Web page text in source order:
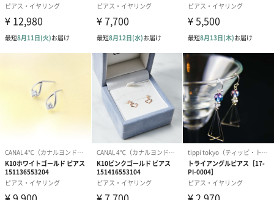
送りする際に人気のオプションです。お相手に直接手渡しする場
合は、紙袋との併用もおすすめです。
ダンボール装飾（ひま
わり）（720円）
ダンボール装飾（チュ
ーリップ）（720円）
ダンボール装
イトピンク×
ト）（580円）